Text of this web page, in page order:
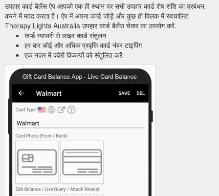
उपहार कार्ड बैलेंस ऐप आपको एक ही स्थान पर सभी उपहार कार्ड शेष राशि का प्रबंधन
करने में मदद करता है। ऐप में अपना कार्ड जोड़ें और कुछ ही क्लिक में स्वचालित
Therapy Lights Australia उपहार कार्ड बैलेंस चेकर का उपयोग करें.
कार्ड व्यापारी से लाइव कार्ड संतुलन
हर बार कोई और अधिक प्रवृत्ति कार्ड नंबर टाइपिंग
एक नज़र में क्वेरी विकल्पों को संतुलित करें